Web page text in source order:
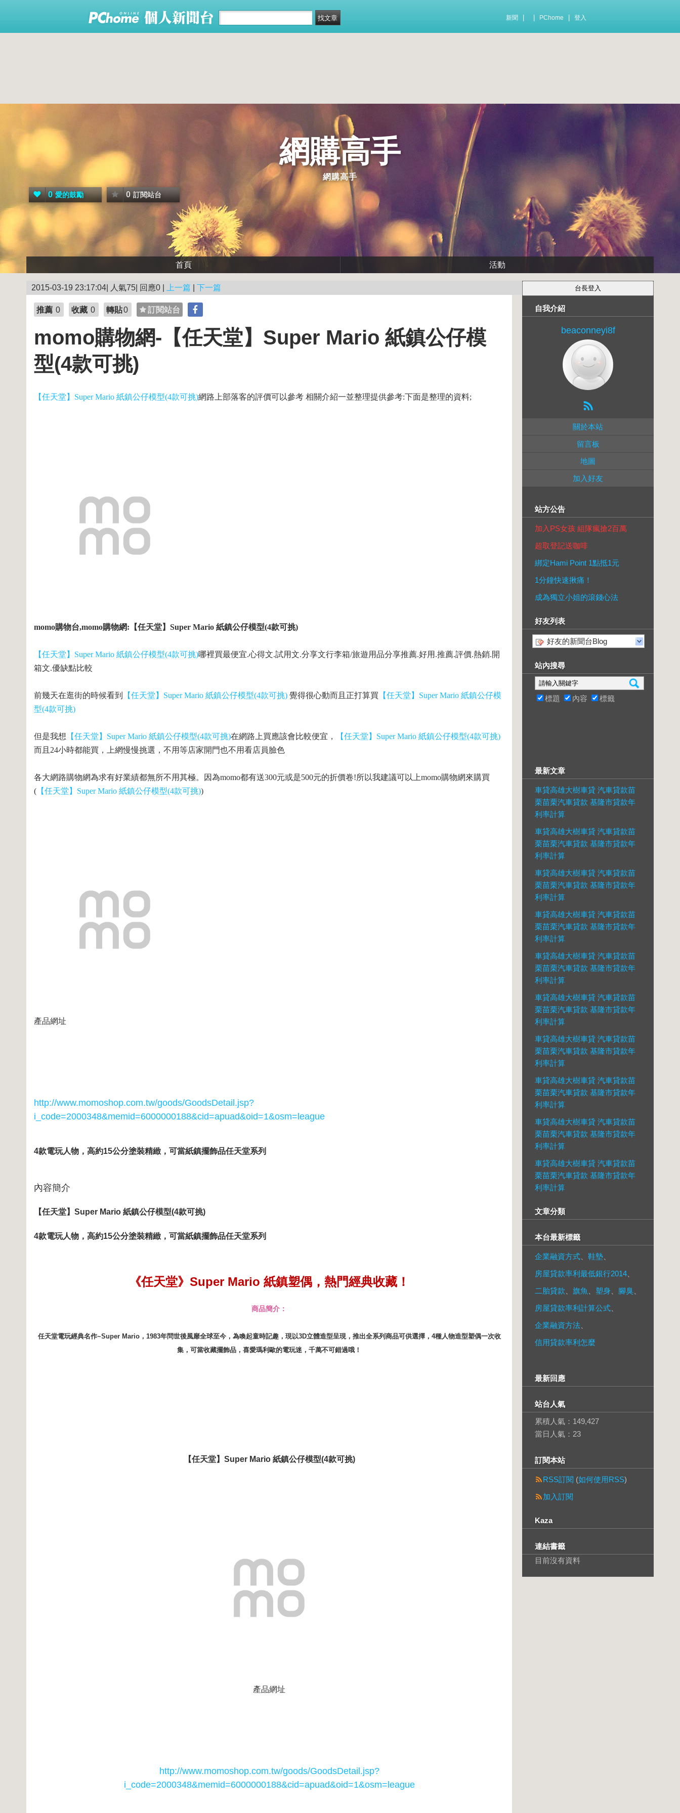
新聞 PChome 登入
網購高手
網購高手
0 愛的鼓勵 0 訂閱站台
首頁 活動
2015-03-19 23:17:04| 人氣75| 回應0 | 上一篇 下一篇
推薦 0 收藏 0 轉貼0 訂閱站台
momo購物網-【任天堂】Super Mario 紙鎮公仔模
型(4款可挑)
【任天堂】Super Mario 紙鎮公仔模型(4款可挑)網路上部落客的評價可以參考 相關介紹一並整理提供參考:下面是整理的資料;
momo購物台,momo購物網:【任天堂】Super Mario 紙鎮公仔模型(4款可挑)
【任天堂】Super Mario 紙鎮公仔模型(4款可挑)哪裡買最便宜.心得文.試用文.分享文行李箱/旅遊用品分享推薦.好用.推薦.評價.熱銷.開
箱文.優缺點比較
前幾天在逛街的時候看到 【任天堂】Super Mario 紙鎮公仔模型(4款可挑) 覺得很心動而且正打算買 【任天堂】Super Mario 紙鎮公仔模
型(4款可挑)
但是我想 【任天堂】Super Mario 紙鎮公仔模型(4款可挑)在網路上買應該會比較便宜，
【任天堂】Super Mario 紙鎮公仔模型(4款可挑)
而且24小時都能買，上網慢慢挑選，不用等店家開門也不用看店員臉色
各大網路購物網為求有好業績都無所不用其極。因為momo都有送300元或是500元的折價卷!所以我建議可以上momo購物網來購買
( 【任天堂】Super Mario 紙鎮公仔模型(4款可挑))
產品網址
http://www.momoshop.com.tw/goods/GoodsDetail.jsp?
i_code=2000348&memid=6000000188&cid=apuad&oid=1&osm=league
4款電玩人物，高約15公分塗裝精緻，可當紙鎮擺飾品任天堂系列
內容簡介
【任天堂】Super Mario 紙鎮公仔模型(4款可挑)
4款電玩人物，高約15公分塗裝精緻，可當紙鎮擺飾品任天堂系列
《任天堂》Super Mario 紙鎮塑偶 ，熱門經典收藏 ！
商品簡介：
任天堂電玩經典名作~Super Mario，1983年問世後風靡全球至今，為喚起童時記趣，現以3D立體造型呈現，推出全系列商品可供選擇，4種人物造型塑偶一次收
集，可當收藏擺飾品，喜愛瑪利歐的電玩迷，千萬不可錯過哦！
【任天堂】Super Mario 紙鎮公仔模型(4款可挑)
產品網址
http://www.momoshop.com.tw/goods/GoodsDetail.jsp?
i_code=2000348&memid=6000000188&cid=apuad&oid=1&osm=league
自我介紹
beaconneyi8f
關於本站
留言板
地圖
加入好友
站方公告
加入PS女孩 組隊瘋搶2百萬
超取登記送咖啡
綁定Hami Point 1點抵1元
1分鐘快速揪痛！
成為獨立小姐的滾錢心法
好友列表
好友的新聞台Blog
站內搜尋
標題 內容 標籤
最新文章
車貸高雄大樹車貸 汽車貸款苗
栗苗栗汽車貸款 基隆市貸款年
利率計算
車貸高雄大樹車貸 汽車貸款苗
栗苗栗汽車貸款 基隆市貸款年
利率計算
車貸高雄大樹車貸 汽車貸款苗
栗苗栗汽車貸款 基隆市貸款年
利率計算
車貸高雄大樹車貸 汽車貸款苗
栗苗栗汽車貸款 基隆市貸款年
利率計算
車貸高雄大樹車貸 汽車貸款苗
栗苗栗汽車貸款 基隆市貸款年
利率計算
車貸高雄大樹車貸 汽車貸款苗
栗苗栗汽車貸款 基隆市貸款年
利率計算
車貸高雄大樹車貸 汽車貸款苗
栗苗栗汽車貸款 基隆市貸款年
利率計算
車貸高雄大樹車貸 汽車貸款苗
栗苗栗汽車貸款 基隆市貸款年
利率計算
車貸高雄大樹車貸 汽車貸款苗
栗苗栗汽車貸款 基隆市貸款年
利率計算
車貸高雄大樹車貸 汽車貸款苗
栗苗栗汽車貸款 基隆市貸款年
利率計算
文章分類
本台最新標籤
企業融資方式 鞋墊
房屋貸款率利最低銀行2014
二胎貸款
旗魚 塑身 腳臭
房屋貸款率利計算公式
企業融資方法
信用貸款率利怎麼
最新回應
站台人氣
累積人氣： 149,427
當日人氣： 23
訂閱本站
RSS訂閱 (如何使用RSS)
加入訂閱
Kaza
連結書籤
目前沒有資料